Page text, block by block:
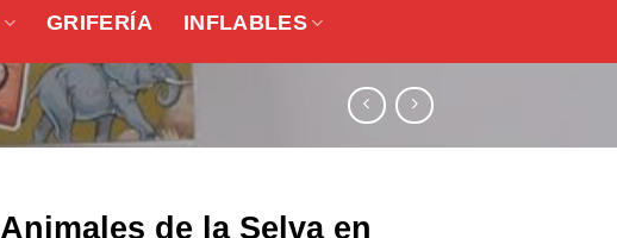
GRIFERÍA INFLABLES
Animales de la Selva en